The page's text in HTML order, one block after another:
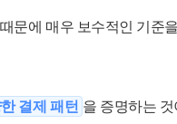
문에 매우 보수적인 기준을
결제 패턴 을 증명하는 것